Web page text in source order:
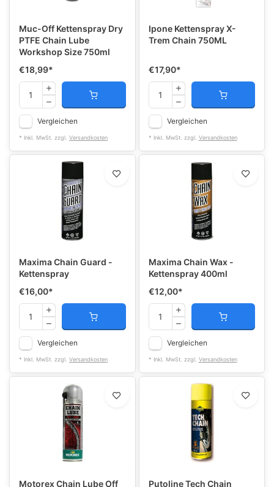
Muc-Off Kettenspray Dry
PTFE Chain Lube
Workshop Size 750ml
€18,99*
Vergleichen
* Inkl. MwSt. zzgl. Versandkosten
Ipone Kettenspray X-
Trem Chain 750ML
€17,90*
Vergleichen
* Inkl. MwSt. zzgl. Versandkosten
Maxima Chain Guard -
Kettenspray
€16,00*
Vergleichen
* Inkl. MwSt. zzgl. Versandkosten
Maxima Chain Wax -
Kettenspray 400ml
€12,00*
Vergleichen
* Inkl. MwSt. zzgl. Versandkosten
Motorex Chain Lube Off Putoline Tech Chain